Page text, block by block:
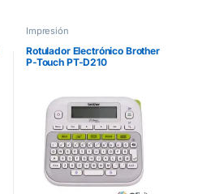
Impresión
Rotulador Electrónico Brother
P-Touch PT-D210
Manual/Escritorio